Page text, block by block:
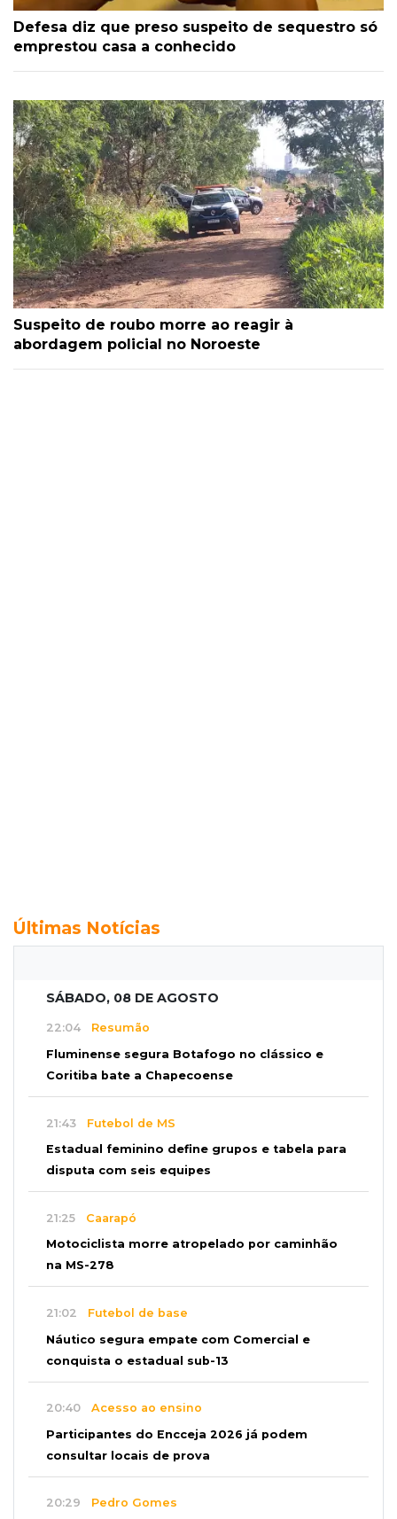
Defesa diz que preso suspeito de sequestro só
emprestou casa a conhecido
Suspeito de roubo morre ao reagir à
abordagem policial no Noroeste
Últimas Notícias
SÁBADO, 08 DE AGOSTO
22:04 Resumão
Fluminense segura Botafogo no clássico e
Coritiba bate a Chapecoense
21:43 Futebol de MS
Estadual feminino define grupos e tabela para
disputa com seis equipes
21:25 Caarapó
Motociclista morre atropelado por caminhão
na MS-278
21:02 Futebol de base
Náutico segura empate com Comercial e
conquista o estadual sub-13
20:40 Acesso ao ensino
Participantes do Encceja 2026 já podem
consultar locais de prova
20:29 Pedro Gomes